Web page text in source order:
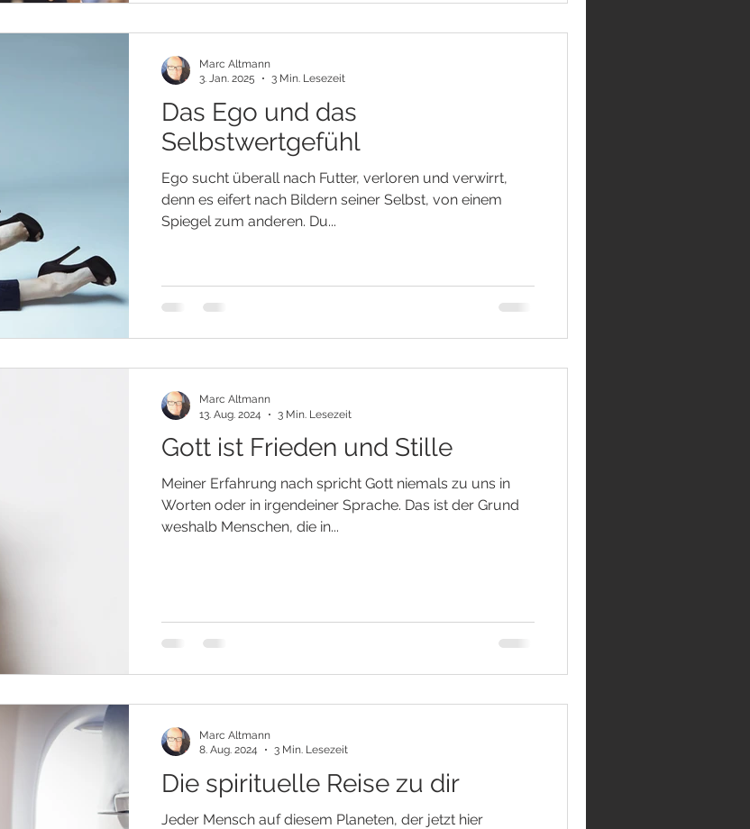
Das Ego und das
Selbstwertgefühl
Ego sucht überall nach Futter, verloren und verwirrt,
denn es eifert nach Bildern seiner Selbst, von einem
Spiegel zum anderen. Du...
Marc Altmann
3. Jan. 2025
3 Min. Lesezeit
Gott ist Frieden und Stille
Meiner Erfahrung nach spricht Gott niemals zu uns in
Worten oder in irgendeiner Sprache. Das ist der Grund
weshalb Menschen, die in...
Marc Altmann
13. Aug. 2024
3 Min. Lesezeit
Die spirituelle Reise zu dir
Jeder Mensch auf diesem Planeten, der jetzt hier
Marc Altmann
8. Aug. 2024
3 Min. Lesezeit